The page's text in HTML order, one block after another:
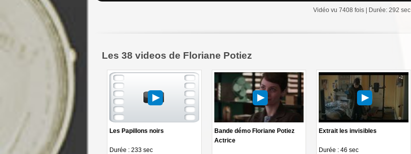
Vidéo vu 7408 fois | Durée: 292 sec
Les 38 videos de Floriane Potiez
Les Papillons noirs
Durée : 233 sec
Bande démo Floriane Potiez
Actrice
Extrait les invisibles
Durée : 46 sec